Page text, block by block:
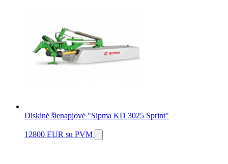
Diskinė šienapjovė "Sipma KD 3025 Sprint"
12800 EUR su PVM